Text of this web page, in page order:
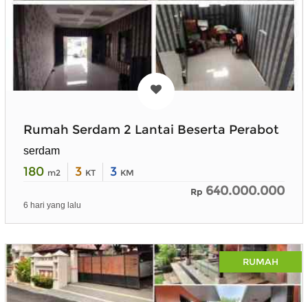
Rumah Serdam 2 Lantai Beserta Perabot
serdam
180 m2 3 KT 3 KM
Rp 640.000.000
6 hari yang lalu
RUMAH